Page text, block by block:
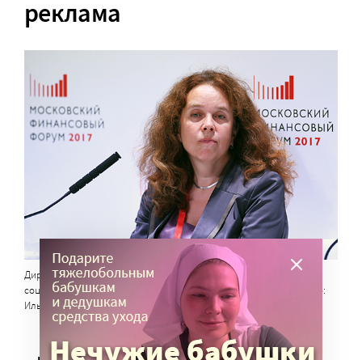
реклама
Директор Автономной некоммерческой организации «Агентство
социальной информации» (АСИ) Елена Тополева-Солдунова. Фото:
Илья Питалев / РИА Новости